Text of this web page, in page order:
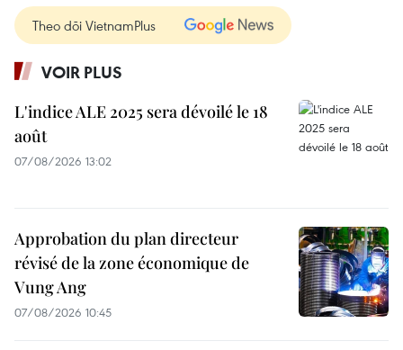
Theo dõi VietnamPlus
VOIR PLUS
L'indice ALE 2025 sera dévoilé le 18
août
07/08/2026 13:02
Approbation du plan directeur
révisé de la zone économique de
Vung Ang
07/08/2026 10:45